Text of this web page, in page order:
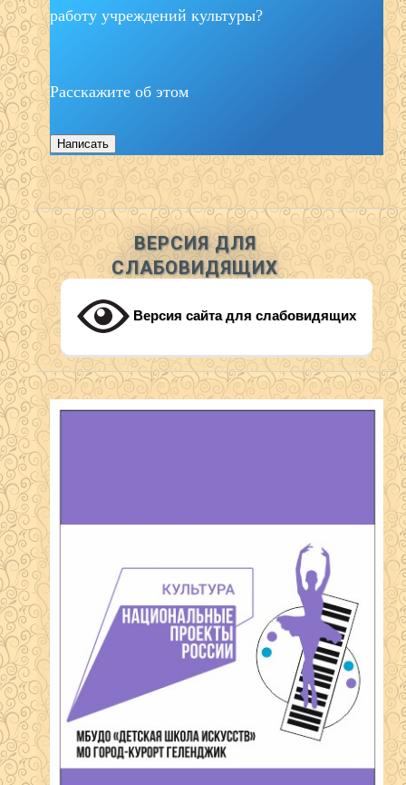
работу учреждений культуры?
Расскажите об этом
Написать
ВЕРСИЯ ДЛЯ
СЛАБОВИДЯЩИХ
Версия сайта для слабовидящих